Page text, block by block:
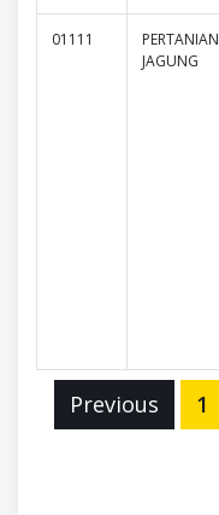
01111
PERTANIAN
JAGUNG
Previous 1